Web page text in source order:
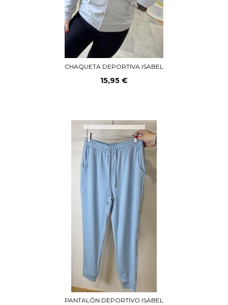
CHAQUETA DEPORTIVA ISABEL
15,95 €
PANTALÓN DEPORTIVO ISABEL